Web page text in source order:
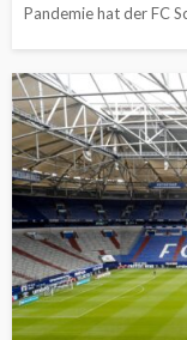
Pandemie hat der FC